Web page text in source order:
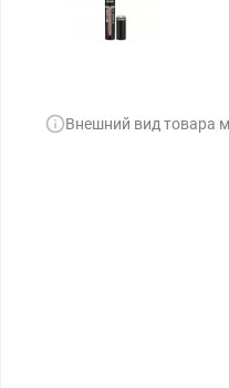
Внешний вид товара